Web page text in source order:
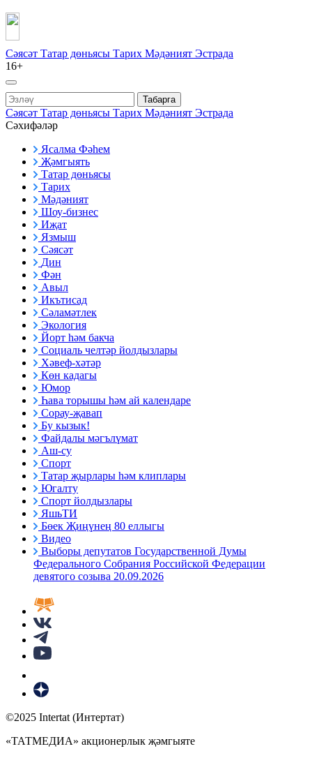
Сәясәт Татар дөньясы Тарих Мәдәният Эстрада
16+
Табарга
Сәясәт Татар дөньясы Тарих Мәдәният Эстрада
Сәхифәләр
Ясалма Фәһем
Җәмгыять
Татар дөньясы
Тарих
Мәдәният
Шоу-бизнес
Иҗат
Язмыш
Сәясәт
Дин
Фән
Авыл
Икътисад
Сәламәтлек
Экология
Йорт һәм бакча
Социаль челтәр йолдызлары
Хәвеф-хәтәр
Көн кадагы
Юмор
Һава торышы һәм ай календаре
Сорау-җавап
Бу кызык!
Файдалы мәгълүмат
Аш-су
Спорт
Татар җырлары һәм клиплары
Югалту
Спорт йолдызлары
ЯшьТИ
Бөек Җиңүнең 80 еллыгы
Видео
Выборы депутатов Государственной Думы
Федерального Собрания Российской Федерации
девятого созыва 20.09.2026
©2025 Intertat (Интертат)
«ТАТМЕДИА» акционерлык җәмгыяте